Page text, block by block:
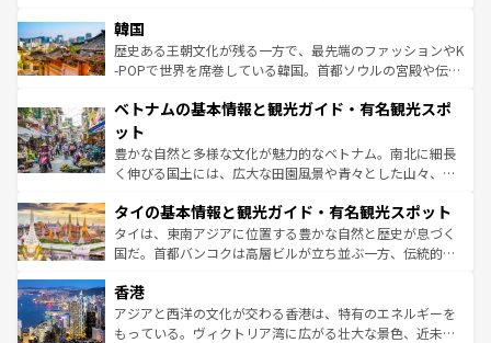
はコンテンツ一覧
いる。アクティビティも充実しており、サーフィンやダイ
ビング、ハイキングなど、アウトドア好きにはたまらな
い。オーストラリアの多彩な魅力を存分に味わいつくそ
参照してほしい。
ン）、静ひつな山岳地帯である台湾東部など、都市の喧騒
と山間の静けさが共存しており、訪れる人に新しい発見と
驚きをもたらしてくれる。また、奥深い台湾の食文化も魅
容にもいいと評判のスイーツなど、バラエティ豊かな料理
照してほしい。
韓国
歴史ある王朝文化が残る一方で、最先端のファッションやK
-POPで世界を席巻している韓国。首都ソウルの宮殿や伝統
き、地方に足を延ばせば四季折々の自然美を楽しむことが
できる。そして、キムチや焼肉、絶品のストリートフード
まで、さまざまな韓国料理が待っている。夜には、韓国な
らではのナイトライフも堪能できる。あたたかいホスピタ
わってみてほしい。 なお、新着の韓国情報はコンテンツ一
覧 を参照してほしい。
ベトナムの基本情報と観光ガイド・有名観光スポ
ット
豊かな自然と多様な文化が魅力的なベトナム。南北に細長
く伸びる国土には、広大な田園風景や青々とした山々、世
急速な発展と共に伝統が息づく。ハノイの古い町並みやホ
ーチミン市のフランス統治時代の建物も、独特の雰囲気を
醸し出している。また、バラエティの豊かさとおいしさで
とつ。フォーやバインミー、ベトナムコーヒーなどは、ぜ
ひ現地で味わいたい。どの地域を訪れてもあたたかい人々
が旅行者を迎えてくれるので、きっと忘れられない旅にな
タイの基本情報と観光ガイド・有名観光スポット
タイは、東南アジアに位置する豊かな自然と歴史が息づく
国だ。首都バンコクは高層ビルが立ち並ぶ一方、伝統的な
の活気が交差している。北部ではチェンマイなどの山岳地
帯で自然と触れ合い、南部ではプーケットやクラビの美し
いビーチでリゾート気分を楽しむことができる。タイ料理
香港
アジアと西洋の文化が交わる香港は、特有のエネルギーを
もっている。ヴィクトリア湾に広がる壮大な景色、近未来